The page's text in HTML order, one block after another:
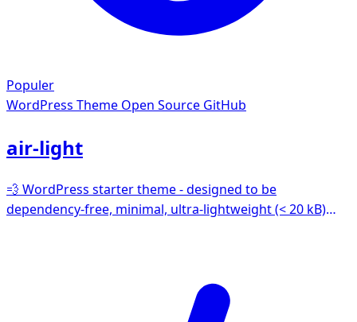
Populer
WordPress Theme Open Source GitHub
air-light
💨 WordPress starter theme - designed to be
dependency-free, minimal, ultra-lightweight (< 20 kB)